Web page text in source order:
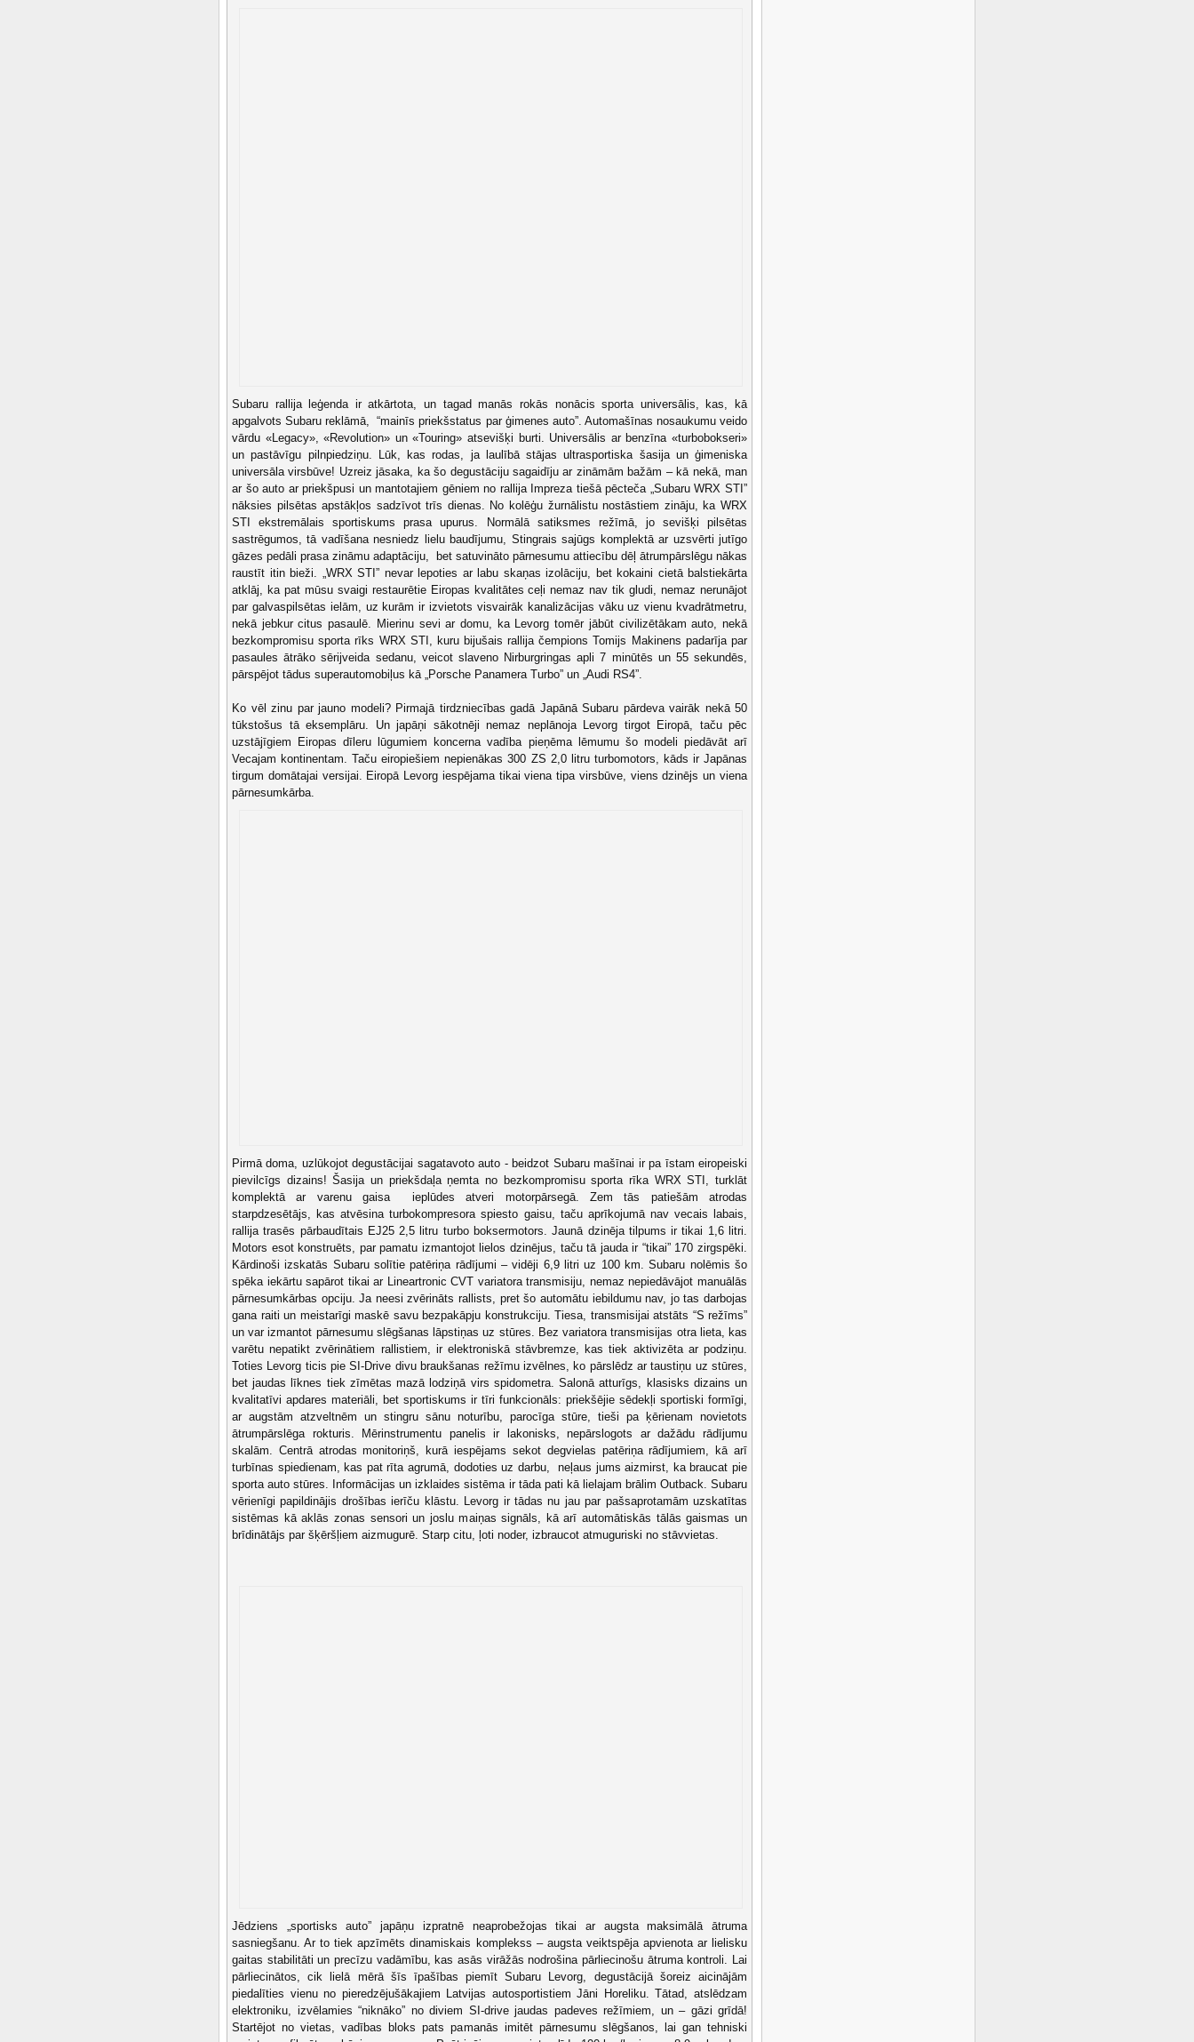
Subaru rallija leģenda ir atkārtota, un tagad manās rokās nonācis sporta universālis, kas, kā
apgalvots Subaru reklāmā, “mainīs priekšstatus par ģimenes auto”. Automašīnas nosaukumu veido
vārdu «Legacy», «Revolution» un «Touring» atsevišķi burti. Universālis ar benzīna «turbobokseri»
un pastāvīgu pilnpiedziņu. Lūk, kas rodas, ja laulībā stājas ultrasportiska šasija un ģimeniska
universāla virsbūve! Uzreiz jāsaka, ka šo degustāciju sagaidīju ar zināmām bažām – kā nekā, man
ar šo auto ar priekšpusi un mantotajiem gēniem no rallija Impreza tiešā pēcteča „Subaru WRX STI”
nāksies pilsētas apstākļos sadzīvot trīs dienas. No kolēģu žurnālistu nostāstiem zināju, ka WRX
STI ekstremālais sportiskums prasa upurus. Normālā satiksmes režīmā, jo sevišķi pilsētas
sastrēgumos, tā vadīšana nesniedz lielu baudījumu, Stingrais sajūgs komplektā ar uzsvērti jutīgo
gāzes pedāli prasa zināmu adaptāciju, bet satuvināto pārnesumu attiecību dēļ ātrumpārslēgu nākas
raustīt itin bieži. „WRX STI” nevar lepoties ar labu skaņas izolāciju, bet kokaini cietā balstiekārta
atklāj, ka pat mūsu svaigi restaurētie Eiropas kvalitātes ceļi nemaz nav tik gludi, nemaz nerunājot
par galvaspilsētas ielām, uz kurām ir izvietots visvairāk kanalizācijas vāku uz vienu kvadrātmetru,
nekā jebkur citus pasaulē. Mierinu sevi ar domu, ka Levorg tomēr jābūt civilizētākam auto, nekā
bezkompromisu sporta rīks WRX STI, kuru bijušais rallija čempions Tomijs Makinens padarīja par
pasaules ātrāko sērijveida sedanu, veicot slaveno Nirburgringas apli 7 minūtēs un 55 sekundēs,
pārspējot tādus superautomobiļus kā „Porsche Panamera Turbo” un „Audi RS4”.
Ko vēl zinu par jauno modeli? Pirmajā tirdzniecības gadā Japānā Subaru pārdeva vairāk nekā 50
tūkstošus tā eksemplāru. Un japāņi sākotnēji nemaz neplānoja Levorg tirgot Eiropā, taču pēc
uzstājīgiem Eiropas dīleru lūgumiem koncerna vadība pieņēma lēmumu šo modeli piedāvāt arī
Vecajam kontinentam. Taču eiropiešiem nepienākas 300 ZS 2,0 litru turbomotors, kāds ir Japānas
tirgum domātajai versijai. Eiropā Levorg iespējama tikai viena tipa virsbūve, viens dzinējs un viena
pārnesumkārba.
Pirmā doma, uzlūkojot degustācijai sagatavoto auto - beidzot Subaru mašīnai ir pa īstam eiropeiski
pievilcīgs dizains! Šasija un priekšdaļa ņemta no bezkompromisu sporta rīka WRX STI, turklāt
komplektā ar varenu gaisa ieplūdes atveri motorpārsegā. Zem tās patiešām atrodas
starpdzesētājs, kas atvēsina turbokompresora spiesto gaisu, taču aprīkojumā nav vecais labais,
rallija trasēs pārbaudītais EJ25 2,5 litru turbo boksermotors. Jaunā dzinēja tilpums ir tikai 1,6 litri.
Motors esot konstruēts, par pamatu izmantojot lielos dzinējus, taču tā jauda ir “tikai” 170 zirgspēki.
Kārdinoši izskatās Subaru solītie patēriņa rādījumi – vidēji 6,9 litri uz 100 km. Subaru nolēmis šo
spēka iekārtu sapārot tikai ar Lineartronic CVT variatora transmisiju, nemaz nepiedāvājot manuālās
pārnesumkārbas opciju. Ja neesi zvērināts rallists, pret šo automātu iebildumu nav, jo tas darbojas
gana raiti un meistarīgi maskē savu bezpakāpju konstrukciju. Tiesa, transmisijai atstāts “S režīms”
un var izmantot pārnesumu slēgšanas lāpstiņas uz stūres. Bez variatora transmisijas otra lieta, kas
varētu nepatikt zvērinātiem rallistiem, ir elektroniskā stāvbremze, kas tiek aktivizēta ar podziņu.
Toties Levorg ticis pie SI-Drive divu braukšanas režīmu izvēlnes, ko pārslēdz ar taustiņu uz stūres,
bet jaudas līknes tiek zīmētas mazā lodziņā virs spidometra. Salonā atturīgs, klasisks dizains un
kvalitatīvi apdares materiāli, bet sportiskums ir tīri funkcionāls: priekšējie sēdekļi sportiski formīgi,
ar augstām atzveltnēm un stingru sānu noturību, parocīga stūre, tieši pa ķērienam novietots
ātrumpārslēga rokturis. Mērinstrumentu panelis ir lakonisks, nepārslogots ar dažādu rādījumu
skalām. Centrā atrodas monitoriņš, kurā iespējams sekot degvielas patēriņa rādījumiem, kā arī
turbīnas spiedienam, kas pat rīta agrumā, dodoties uz darbu, neļaus jums aizmirst, ka braucat pie
sporta auto stūres. Informācijas un izklaides sistēma ir tāda pati kā lielajam brālim Outback. Subaru
vērienīgi papildinājis drošības ierīču klāstu. Levorg ir tādas nu jau par pašsaprotamām uzskatītas
sistēmas kā aklās zonas sensori un joslu maiņas signāls, kā arī automātiskās tālās gaismas un
brīdinātājs par šķēršļiem aizmugurē. Starp citu, ļoti noder, izbraucot atmuguriski no stāvvietas.
Jēdziens „sportisks auto” japāņu izpratnē neaprobežojas tikai ar augsta maksimālā ātruma
sasniegšanu. Ar to tiek apzīmēts dinamiskais komplekss – augsta veiktspēja apvienota ar lielisku
gaitas stabilitāti un precīzu vadāmību, kas asās virāžās nodrošina pārliecinošu ātruma kontroli. Lai
pārliecinātos, cik lielā mērā šīs īpašības piemīt Subaru Levorg, degustācijā šoreiz aicinājām
piedalīties vienu no pieredzējušākajiem Latvijas autosportistiem Jāni Horeliku. Tātad, atslēdzam
elektroniku, izvēlamies “niknāko” no diviem SI-drive jaudas padeves režīmiem, un – gāzi grīdā!
Startējot no vietas, vadības bloks pats pamanās imitēt pārnesumu slēgšanos, lai gan tehniski